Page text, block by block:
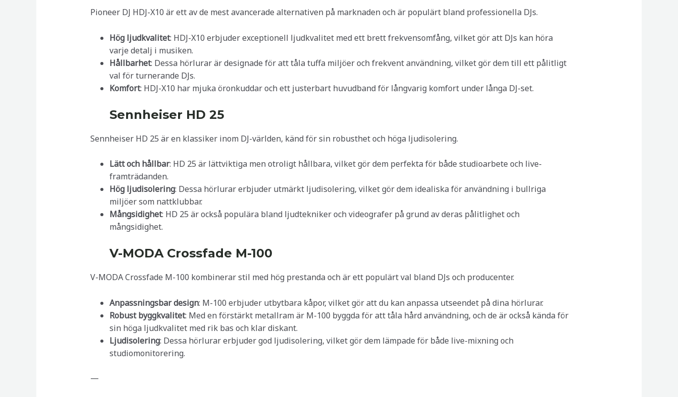
Pioneer DJ HDJ-X10 är ett av de mest avancerade alternativen på marknaden och är populärt bland professionella DJs.
Hög ljudkvalitet: HDJ-X10 erbjuder exceptionell ljudkvalitet med ett brett frekvensomfång, vilket gör att DJs kan höra
varje detalj i musiken.
Hållbarhet: Dessa hörlurar är designade för att tåla tuffa miljöer och frekvent användning, vilket gör dem till ett pålitligt
val för turnerande DJs.
Komfort: HDJ-X10 har mjuka öronkuddar och ett justerbart huvudband för långvarig komfort under långa DJ-set.
Sennheiser HD 25
Sennheiser HD 25 är en klassiker inom DJ-världen, känd för sin robusthet och höga ljudisolering.
Lätt och hållbar: HD 25 är lättviktiga men otroligt hållbara, vilket gör dem perfekta för både studioarbete och live-
framträdanden.
Hög ljudisolering: Dessa hörlurar erbjuder utmärkt ljudisolering, vilket gör dem idealiska för användning i bullriga
miljöer som nattklubbar.
Mångsidighet: HD 25 är också populära bland ljudtekniker och videografer på grund av deras pålitlighet och
mångsidighet.
V-MODA Crossfade M-100
V-MODA Crossfade M-100 kombinerar stil med hög prestanda och är ett populärt val bland DJs och producenter.
Anpassningsbar design: M-100 erbjuder utbytbara kåpor, vilket gör att du kan anpassa utseendet på dina hörlurar.
Robust byggkvalitet: Med en förstärkt metallram är M-100 byggda för att tåla hård användning, och de är också kända för
sin höga ljudkvalitet med rik bas och klar diskant.
Ljudisolering: Dessa hörlurar erbjuder god ljudisolering, vilket gör dem lämpade för både live-mixning och
studiomonitorering.
—